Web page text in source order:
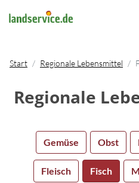
Start Regionale Lebensmittel
Regionale
Gemüse Obst
Fleisch Fisch